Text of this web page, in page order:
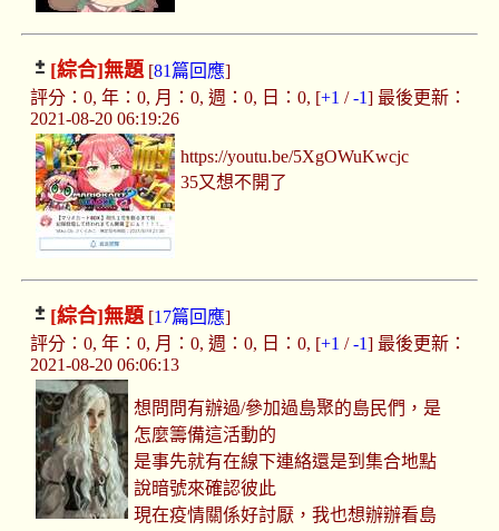
[綜合]無題[81篇回應]
評分：0, 年：0, 月：0, 週：0, 日：0, [+1 /-1] 最後更新：
2021-08-20 06:19:26
https://youtu.be/5XgOWuKwcjc
35又想不開了
[綜合]無題[17篇回應]
評分：0, 年：0, 月：0, 週：0, 日：0, [+1 /-1] 最後更新：
2021-08-20 06:06:13
想問問有辦過/參加過島聚的島民們，是
怎麼籌備這活動的
是事先就有在線下連絡還是到集合地點
說暗號來確認彼此
現在疫情關係好討厭，我也想辦辦看島